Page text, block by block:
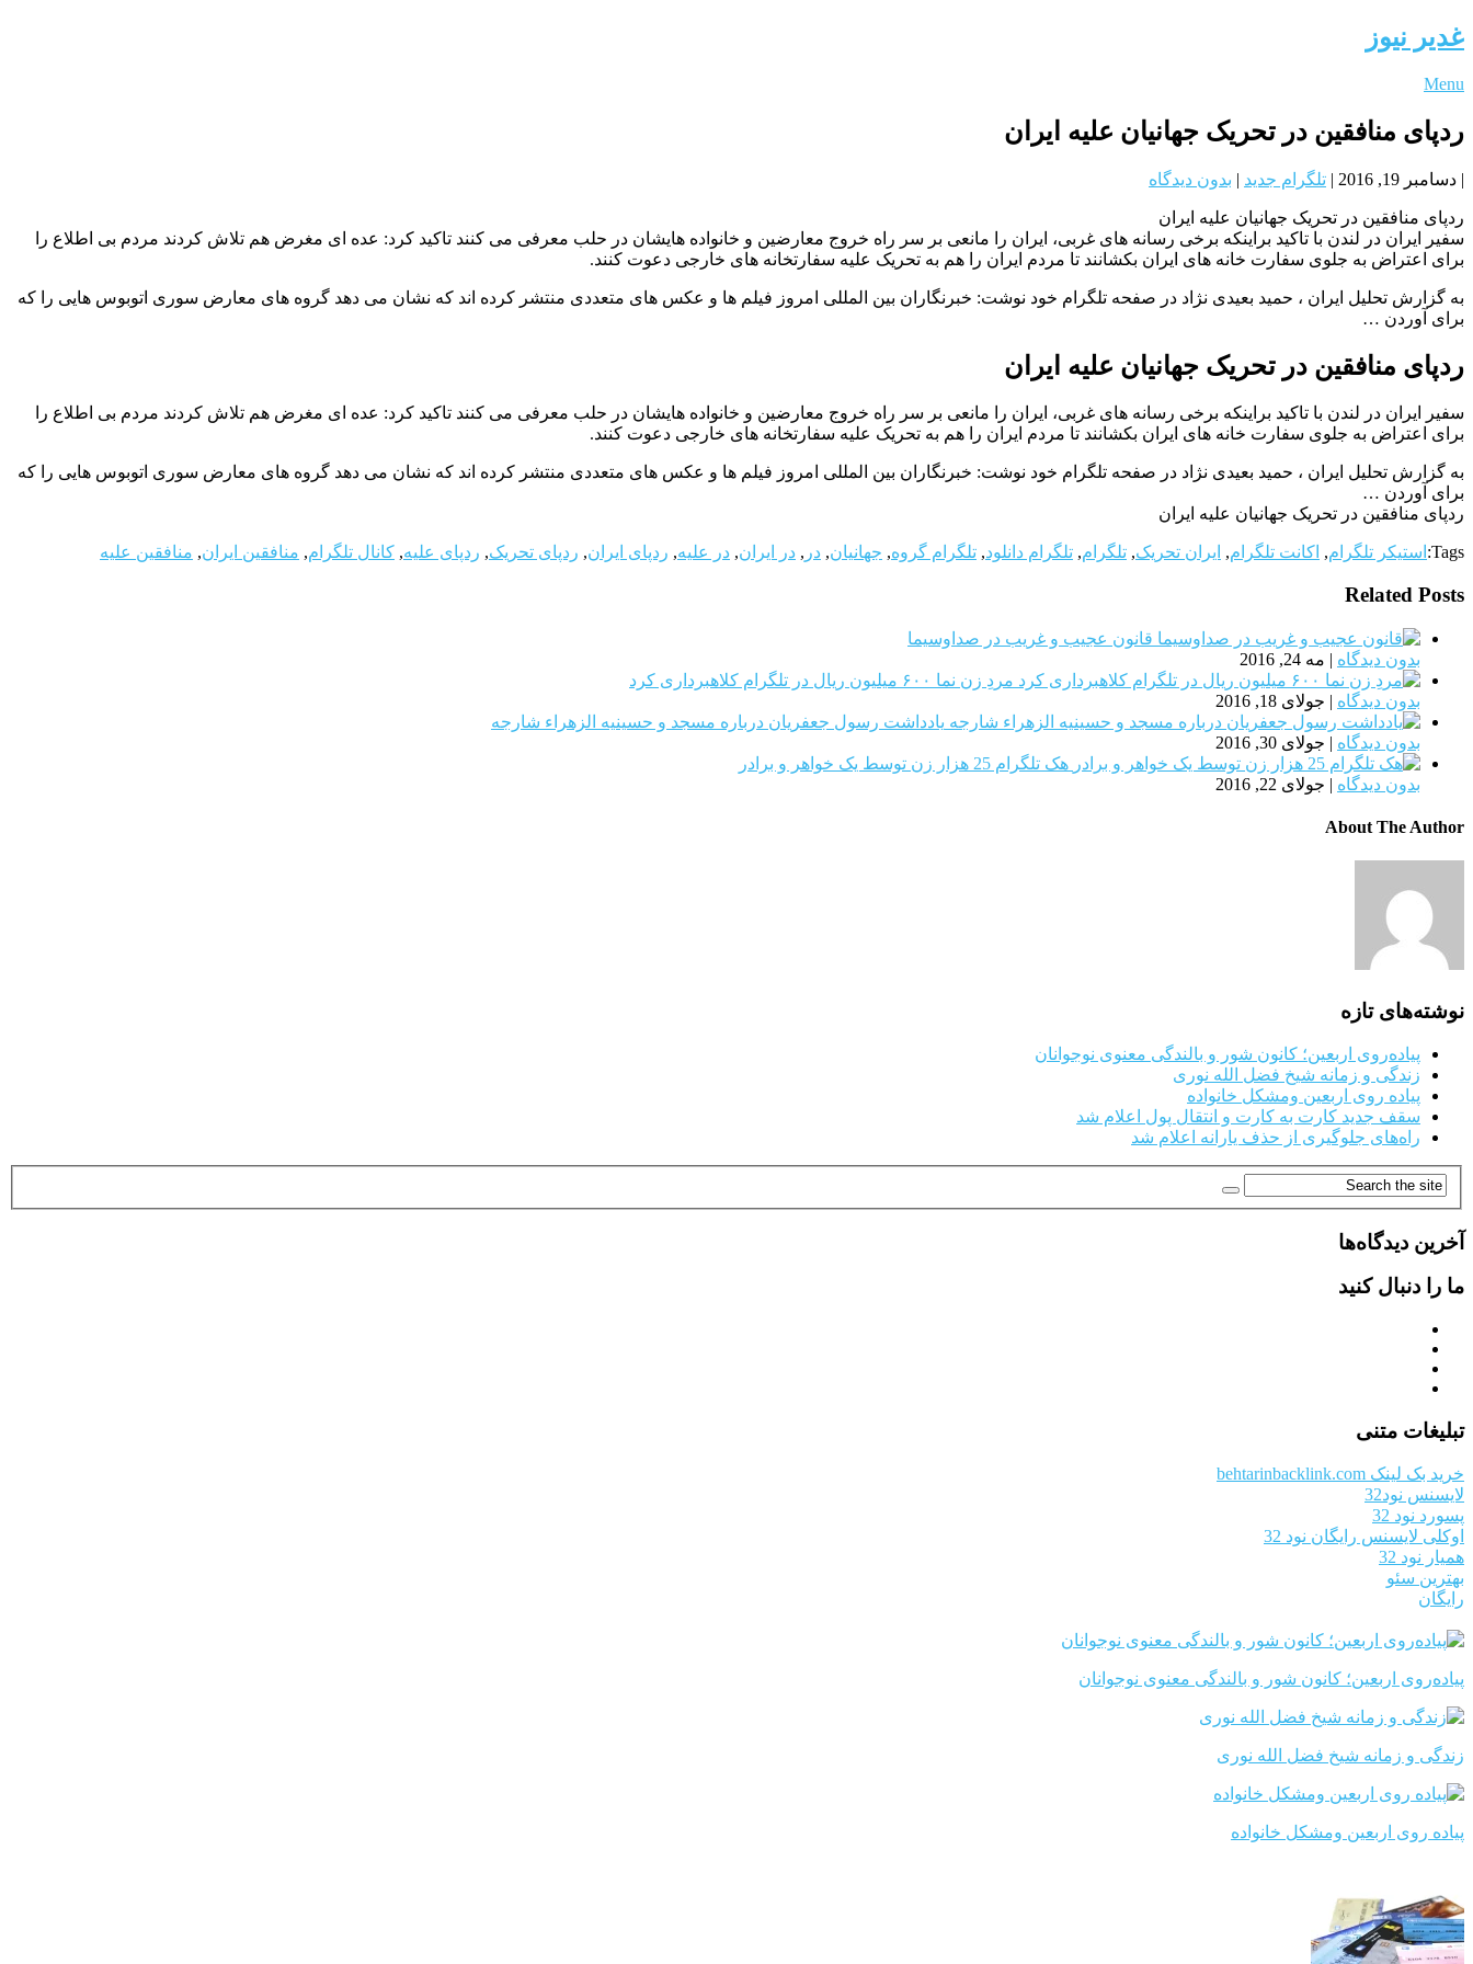
غدیر نیوز
Menu
ردپای منافقین در تحریک جهانیان علیه ایران
| دسامبر 19, 2016 | تلگرام جدید | بدون دیدگاه
ردپای منافقین در تحریک جهانیان علیه ایران
سفیر ایران در لندن با تاکید براینکه برخی رسانه های غربی، ایران را مانعی بر سر راه خروج معارضین و خانواده هایشان در حلب معرفی می کنند تاکید کرد: عده ای مغرض هم تلاش کردند مردم بی اطلاع را
برای اعتراض به جلوی سفارت خانه های ایران بکشانند تا مردم ایران را هم به تحریک علیه سفارتخانه های خارجی دعوت کنند.
به گزارش تحلیل ایران ، حمید بعیدی نژاد در صفحه تلگرام خود نوشت: خبرنگاران بین المللی امروز فیلم ها و عکس های متعددی منتشر کرده اند که نشان می دهد گروه های معارض سوری اتوبوس هایی را که
برای آوردن …
ردپای منافقین در تحریک جهانیان علیه ایران
سفیر ایران در لندن با تاکید براینکه برخی رسانه های غربی، ایران را مانعی بر سر راه خروج معارضین و خانواده هایشان در حلب معرفی می کنند تاکید کرد: عده ای مغرض هم تلاش کردند مردم بی اطلاع را
برای اعتراض به جلوی سفارت خانه های ایران بکشانند تا مردم ایران را هم به تحریک علیه سفارتخانه های خارجی دعوت کنند.
به گزارش تحلیل ایران ، حمید بعیدی نژاد در صفحه تلگرام خود نوشت: خبرنگاران بین المللی امروز فیلم ها و عکس های متعددی منتشر کرده اند که نشان می دهد گروه های معارض سوری اتوبوس هایی را که
برای آوردن …
ردپای منافقین در تحریک جهانیان علیه ایران
Tags: استیکر تلگرام, اکانت تلگرام, ایران تحریک, تلگرام, تلگرام دانلود, تلگرام گروه, جهانیان, در , در ایران, در علیه, ردپای ایران, ردپای تحریک, ردپای علیه, کانال تلگرام, منافقین ایران, منافقین علیه
Related Posts
قانون عجیب و غریب در صداوسیما
بدون دیدگاه | مه 24, 2016
مردِ زن نما ۶۰۰ میلیون ریال در تلگرام کلاهبرداری کرد
بدون دیدگاه | جولای 18, 2016
یادداشت رسول جعفریان درباره مسجد و حسینیه الزهراء شارجه
بدون دیدگاه | جولای 30, 2016
هک تلگرام 25 هزار زن توسط یک خواهر و برادر
بدون دیدگاه | جولای 22, 2016
About The Author
نوشته‌های تازه
پیاده‌روی اربعین؛ کانون شور و بالندگی معنوی نوجوانان
زندگی و زمانه شیخ فضل الله نوری
پیاده روی اربعین ومشکل خانواده
سقف جدید کارت به کارت و انتقال پول اعلام شد
راه‌های جلوگیری از حذف یارانه اعلام شد
آخرین دیدگاه‌ها
ما را دنبال کنید
تبلیغات متنی
خرید بک لینک behtarinbacklink.com
لایسنس نود32
پسورد نود 32
اوکلی لایسنس رایگان نود 32
همیار نود 32
بهترین سئو
رایگان
پیاده‌روی اربعین؛ کانون شور و بالندگی معنوی نوجوانان
زندگی و زمانه شیخ فضل الله نوری
پیاده روی اربعین ومشکل خانواده